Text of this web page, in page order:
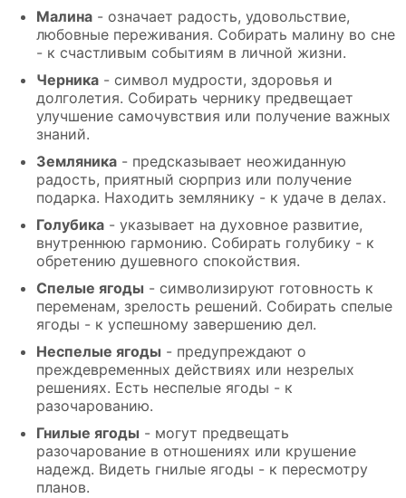
Малина - означает радость, удовольствие,
любовные переживания. Собирать малину во сне
- к счастливым событиям в личной жизни.
Черника - символ мудрости, здоровья и
долголетия. Собирать чернику предвещает
улучшение самочувствия или получение важных
знаний.
Земляника - предсказывает неожиданную
радость, приятный сюрприз или получение
подарка. Находить землянику - к удаче в делах.
Голубика - указывает на духовное развитие,
внутреннюю гармонию. Собирать голубику - к
обретению душевного спокойствия.
Спелые ягоды - символизируют готовность к
переменам, зрелость решений. Собирать спелые
ягоды - к успешному завершению дел.
Неспелые ягоды - предупреждают о
преждевременных действиях или незрелых
решениях. Есть неспелые ягоды - к
разочарованию.
Гнилые ягоды - могут предвещать
разочарование в отношениях или крушение
надежд. Видеть гнилые ягоды - к пересмотру
планов.